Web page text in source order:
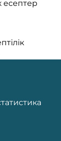
есептер
тізбесін